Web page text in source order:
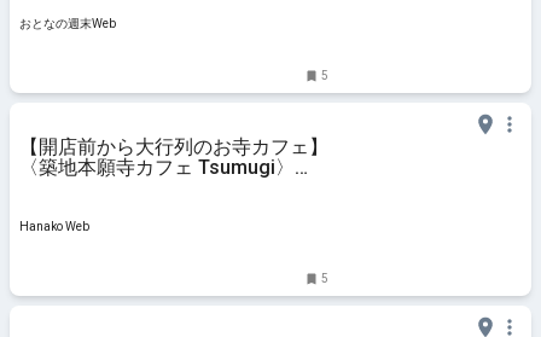
おとなの週末Web
5
【開店前から大行列のお寺カフェ】
〈築地本願寺カフェ Tsumugi〉
Hanako Web
5